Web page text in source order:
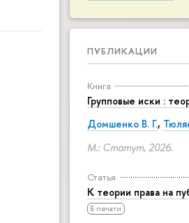
ПУБЛИКАЦИИ
Книга
Групповые иски :
Домшенко В. Г.,
М.: Статут, 2026.
Статья
К теории права на
В печати